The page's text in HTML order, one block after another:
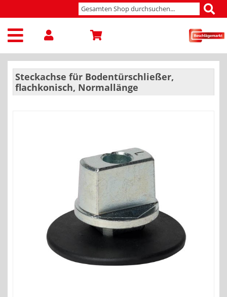
Steckachse für Bodentürschließer,
flachkonisch, Normallänge